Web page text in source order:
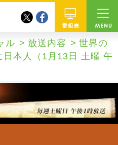
番組
twitterfacebook
ル 放送内容
世界の
本人（1月13日 土曜 午